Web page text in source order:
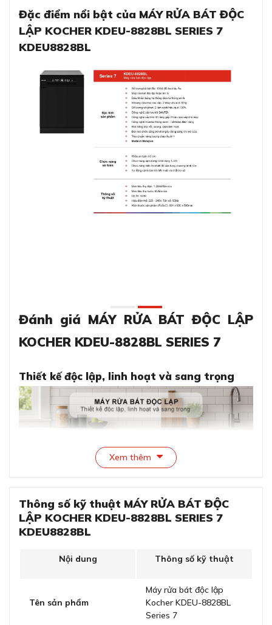
Đặc điểm nổi bật của MÁY RỬA BÁT ĐỘC
LẬP KOCHER KDEU-8828BL SERIES 7
KDEU8828BL
Đánh giá MÁY RỬA BÁT ĐỘC LẬP
KOCHER KDEU-8828BL SERIES 7
Thiết kế độc lập, linh hoạt và sang trọng
Máy rửa bát độc lập Kocher KDEU-8828BL Series 7 sở
đa cho không gian bếp hiện đại. Với kiểu dáng đứng độc
lập, chiều ngang 60cm, máy phù hợp để lắp đặt trong
hầu hết các không gian bếp gia đình, từ những căn hộ
Xem thêm
Thông số kỹ thuật MÁY RỬA BÁT ĐỘC
LẬP KOCHER KDEU-8828BL SERIES 7
KDEU8828BL
Nội dung Thông số kỹ thuật
Tên sản phẩm
Máy rửa bát độc lập
Kocher KDEU-8828BL
Series 7